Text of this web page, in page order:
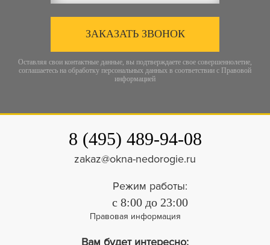
ЗАКАЗАТЬ ЗВОНОК
Оставляя свои контактные данные, вы подтверждаете свое совершеннолетие,
соглашаетесь на обработку персональных данных в соответствии с Правовой
информацией
8 (495) 489-94-08
zakaz@okna-nedorogie.ru
Режим работы:
c 8:00 до 23:00
Правовая информация
Вам будет интересно: